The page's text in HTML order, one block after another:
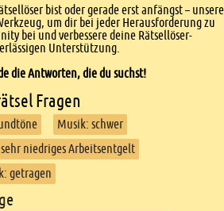
bist oder gerade erst anfängst – unsere
um dir bei jeder Herausforderung zu
bei und verbessere deine Rätsellöser-
Unterstützung.
die Antworten, die du suchst!
Fragen
Musik: schwer
sehr niedriges Arbeitsentgelt
getragen